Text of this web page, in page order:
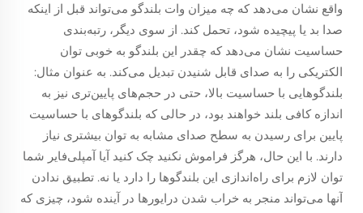
واقع نشان می‌دهد که چه میزان وات بلندگو می‌تواند قبل از اینکه
صدا بد یا پیچیده شود، تحمل کند. از سوی دیگر، رتبه‌بندی
حساسیت نشان می‌دهد که چقدر این بلندگو به خوبی توان
الکتریکی را به صدای قابل شنیدن تبدیل می‌کند. به عنوان مثال:
بلندگوهایی با حساسیت بالا، حتی در حجم‌های پایین‌تری نیز به
اندازه کافی بلند خواهند بود، در حالی که بلندگوهای با حساسیت
پایین برای رسیدن به سطح صدای مشابه به توان بیشتری نیاز
دارند. با این حال، هرگز فراموش نکنید چک کنید آیا آمپلی‌فایر شما
توان لازم برای راه‌اندازی این بلندگوها را دارد یا نه. تطبیق ندادن
آنها می‌تواند منجر به خراب شدن درایورها در آینده شود، چیزی که